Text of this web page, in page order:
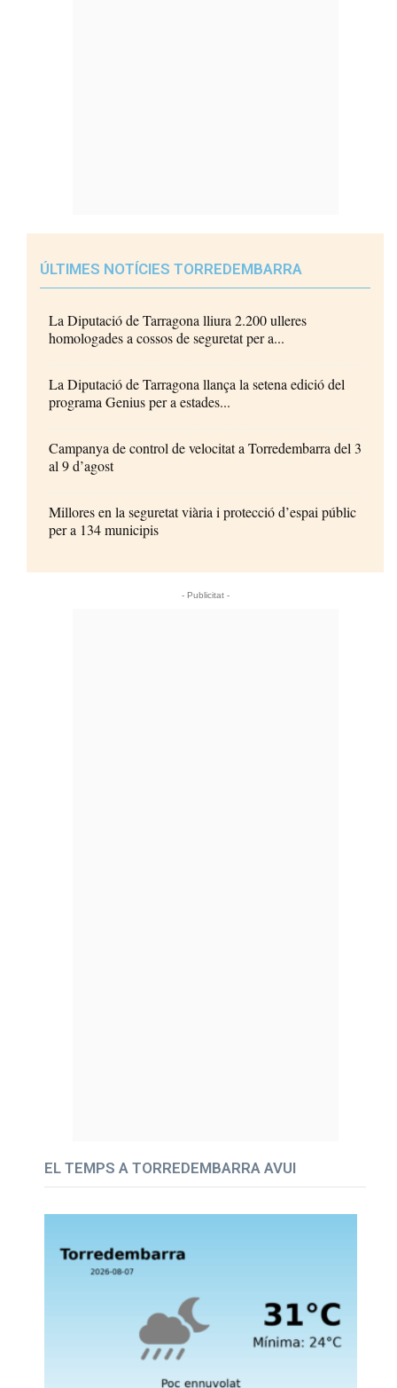
ÚLTIMES NOTÍCIES TORREDEMBARRA
La Diputació de Tarragona lliura 2.200 ulleres
homologades a cossos de seguretat per a...
La Diputació de Tarragona llança la setena edició del
programa Genius per a estades...
Campanya de control de velocitat a Torredembarra del 3
al 9 d’agost
Millores en la seguretat viària i protecció d’espai públic
per a 134 municipis
- Publicitat -
EL TEMPS A TORREDEMBARRA AVUI